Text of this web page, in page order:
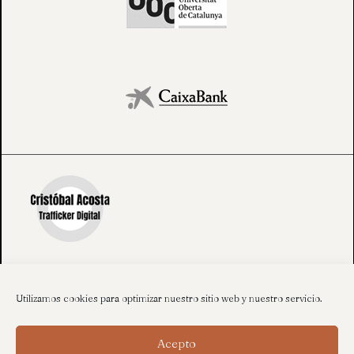
Utilizamos cookies para optimizar nuestro sitio web y nuestro servicio.
Acepto